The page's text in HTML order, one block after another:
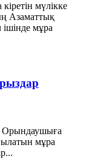
кiретiн мүлiкке
Азаматтық
iшiнде мұра
Орындаушыға
мұра